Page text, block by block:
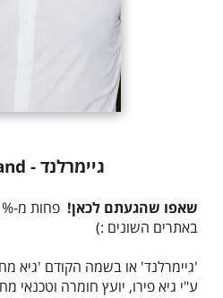
גיימרלנד - GamerLand
שאפו שהגעתם לכאן!
באתרים השונים :)
ע"י גיא פירו, יועץ חומרה וטכנאי